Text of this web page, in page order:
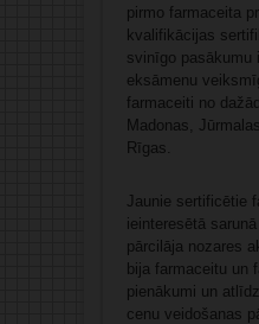
pirmo farmaceita
kvalifikācijas
svinīgo pasākumu
eksāmenu
farmaceiti no
Madonas,
Rīgas.
Jaunie sertificētie
ieinteresētā
pārcilāja nozares
bija farmaceitu un
pienākumi un
cenu veidošanas